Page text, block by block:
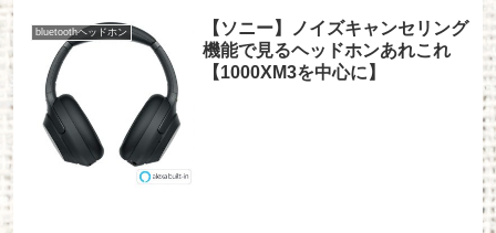
bluetoothヘッドホン
【ソニー】ノイズキャンセリング
機能で見るヘッドホンあれこれ
【1000XM3を中心に】